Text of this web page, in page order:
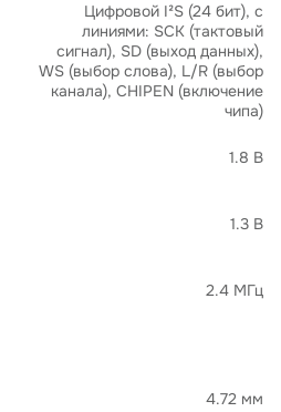
Цифровой I²S (24 бит), с
линиями: SCK (тактовый
сигнал), SD (выход данных),
WS (выбор слова), L/R (выбор
канала), CHIPEN (включение
чипа)
1.8 В
1.3 В
2.4 МГц
4.72 мм